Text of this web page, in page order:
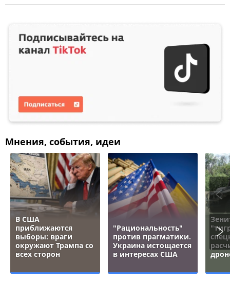
Мнения, события, идеи
В США
приближаются
выборы: враги
окружают Трампа со
всех сторон
"Рациональность"
против прагматики.
Украина истощается
в интересах США